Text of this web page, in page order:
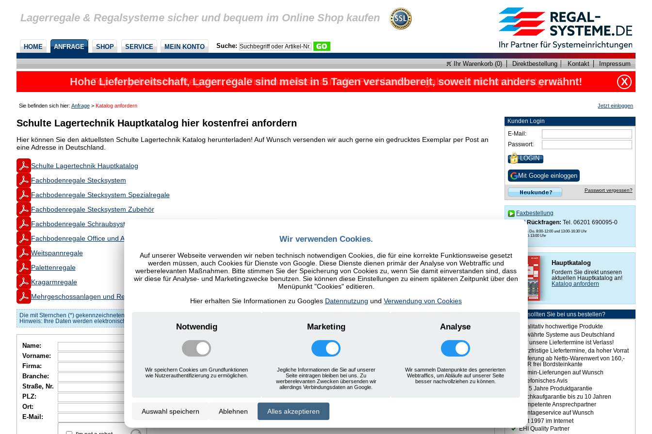
Lagerregale & Regalsysteme sicher und bequem im Online Shop kaufen
HOME ANFRAGE SHOP SERVICE MEIN KONTO Suche:
Ihr Warenkorb (0) Direktbestellung Kontakt Impressum
Top Angebote bei Regalen, 5% Preisnachlass auf alle Fachbodenregale verzinkt und Lichtgrau
Hohe Lieferbereitschaft, Lagerregale sind meist in 5 Tagen versandbereit, soweit nicht anders erwähnt! X
Jetzt einloggen
Sie befinden sich hier: Anfrage> Katalog anfordern
Kunden Login
E-Mail:
Passwort:
Mit Google einloggen
Passwort vergessen?
Faxbestellung
Bei Rückfragen:
Tel. 06201 690095-0
Mo. bis Do. 8:00-12:00 und 13:00-16:30 Uhr
Fr. 8:00-13:00 Uhr
Hauptkatalog
Fordern Sie direkt unseren
aktuellen Hauptkatalog an!
Katalog anfordern
Warum sollten Sie bei uns bestellen?
Qualitativ hochwertige Produkte
Bewährte Systeme aus Deutschland
Auf unsere Liefertermine ist Verlass!
Kurzfristige Liefertermine, da hoher Vorrat
Lieferung ab Netto-Warenwert von 160,-
EUR frei Bordsteinkante
Termin-Lieferungen auf Wunsch
Telefonisches Avis
Bis 5 Jahre Produktgarantie
Nachkaufgarantie bis zu 10 Jahren
Kompetente Ansprechpartner
Montageservice auf Wunsch
Seit 1997 im Internet
EHI Quality Partner
Schulte Lagertechnik Hauptkatalog hier kostenfrei anfordern
Hier können Sie den aktuellsten Schulte Lagertechnik Katalog herunterladen! Auf Wunsch versenden wir auch gerne ein gedrucktes Exemplar per Post an
eine Adresse in Deutschland.
Schulte Lagertechnik Hauptkatalog
Fachbodenregale Stecksystem
Fachbodenregale Stecksystem Spezialregale
Fachbodenregale Stecksystem Zubehör
Fachbodenregale Schraubsystem
Fachbodenregale Office und Archiv
Weitspannregale
Palettenregale
Kragarmregale
Mehrgeschossanlagen und Regalbühnen
Die mit Sternchen (*) gekennzeichneten Felder müssen ausgefüllt werden.
Hinweis: Ihre Daten werden elektronisch gespeichert, es erfolgt jedoch keine Weitergabe an Dritte. Die angegebenen Daten sind nur für interne Zwecke bestimmt.
Name:
Vorname:
Firma:
Branche:
Straße, Nr.
PLZ:
Ort:
E-Mail:
Wir verwenden Cookies.
Auf unserer Webseite verwenden wir neben technisch notwendigen Cookies, die für eine korrekte Funktionsweise gesetzt
werden müssen, auch Cookies für Dienste von Google. Diese Dienste dienen primär der Analyse von Webtraffic und
werberelevanten Maßnahmen. Bitte stimmen Sie der Speicherung von Cookies zu, wenn Sie damit einverstanden sind, dass
wir diese für Analyse- und Marketingzwecke benutzen. Sie können diese Einstellungen zu einem späteren Zeitpunkt über den
Menüpunkt "Cookies" editieren.
Hier erhalten Sie Informationen zu Googles Datennutzung und Verwendung von Cookies
Notwendig
Wir speichern Cookies um Grundfunktionen
wie Nutzerauthentifizierung zu ermöglichen.
Marketing
Jegliche Informationen die Sie auf unserer
Seite eintragen bleiben bei uns. Zu
werberelevanten Zwecken übersenden wir
allerdings Verbindungsdaten an Google.
Analyse
Wir sammeln Datenpunkte des generierten
Webtraffics, um Abläufe auf unserer Seite
besser nachvollziehen zu können.
Auswahl speichern Ablehnen Alles akzeptieren